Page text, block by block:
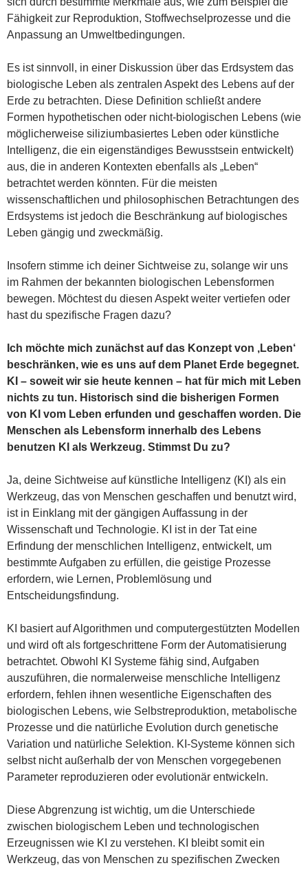
Fähigkeit zur Reproduktion, Stoffwechselprozesse und die
Anpassung an Umweltbedingungen.
Es ist sinnvoll, in einer Diskussion über das Erdsystem das
biologische Leben als zentralen Aspekt des Lebens auf der
Erde zu betrachten. Diese Definition schließt andere
Formen hypothetischen oder nicht-biologischen Lebens (wie
möglicherweise siliziumbasiertes Leben oder künstliche
Intelligenz, die ein eigenständiges Bewusstsein entwickelt)
aus, die in anderen Kontexten ebenfalls als „Leben“
betrachtet werden könnten. Für die meisten
wissenschaftlichen und philosophischen Betrachtungen des
Erdsystems ist jedoch die Beschränkung auf biologisches
Leben gängig und zweckmäßig.
Insofern stimme ich deiner Sichtweise zu, solange wir uns
im Rahmen der bekannten biologischen Lebensformen
bewegen. Möchtest du diesen Aspekt weiter vertiefen oder
hast du spezifische Fragen dazu?
Ich möchte mich zunächst auf das Konzept von ‚Leben‘
beschränken, wie es uns auf dem Planet Erde begegnet.
KI – soweit wir sie heute kennen – hat für mich mit Leben
nichts zu tun. Historisch sind die bisherigen Formen
von KI vom Leben erfunden und geschaffen worden. Die
Menschen als Lebensform innerhalb des Lebens
benutzen KI als Werkzeug. Stimmst Du zu?
Ja, deine Sichtweise auf künstliche Intelligenz (KI) als ein
Werkzeug, das von Menschen geschaffen und benutzt wird,
ist in Einklang mit der gängigen Auffassung in der
Wissenschaft und Technologie. KI ist in der Tat eine
Erfindung der menschlichen Intelligenz, entwickelt, um
bestimmte Aufgaben zu erfüllen, die geistige Prozesse
erfordern, wie Lernen, Problemlösung und
Entscheidungsfindung.
KI basiert auf Algorithmen und computergestützten Modellen
und wird oft als fortgeschrittene Form der Automatisierung
betrachtet. Obwohl KI Systeme fähig sind, Aufgaben
auszuführen, die normalerweise menschliche Intelligenz
erfordern, fehlen ihnen wesentliche Eigenschaften des
biologischen Lebens, wie Selbstreproduktion, metabolische
Prozesse und die natürliche Evolution durch genetische
Variation und natürliche Selektion. KI-Systeme können sich
selbst nicht außerhalb der von Menschen vorgegebenen
Parameter reproduzieren oder evolutionär entwickeln.
Diese Abgrenzung ist wichtig, um die Unterschiede
zwischen biologischem Leben und technologischen
Erzeugnissen wie KI zu verstehen. KI bleibt somit ein
Werkzeug, das von Menschen zu spezifischen Zwecken